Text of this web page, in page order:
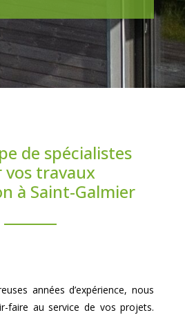
de spécialistes
vos travaux
à Saint-Galmier
années d’expérience, nous
faire au service de vos projets.